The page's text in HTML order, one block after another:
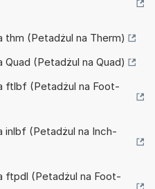
thm (Petadżul na Therm)
Quad (Petadżul na Quad)
ftlbf (Petadżul na Foot-
inlbf (Petadżul na Inch-
ftpdl (Petadżul na Foot-